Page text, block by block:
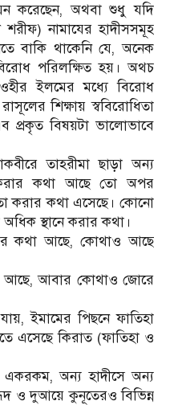
করেছেন, অথবা শুধু যদি
নামাযের হাদীসসমূহ
বাকি থাকেনি যে, অনেক
পরিলক্ষিত হয়। অথচ
ইলমের মধ্যে বিরোধ
শিক্ষায় স্ববিরোধিতা
প্রকৃত বিষয়টা ভালোভাবে
তাহরীমা ছাড়া অন্য
করার কথা আছে তো অপর
করার কথা এসেছে। কোনো
স্থানে করার কথা।
কথা আছে, কোথাও আছে
আছে, আবার কোথাও জোরে
ইমামের পিছনে ফাতিহা
এসেছে কিরাত (ফাতিহা ও
একরকম, অন্য হাদীসে অন্য
ও দুআয়ে কুনূতেরও বিভিন্ন